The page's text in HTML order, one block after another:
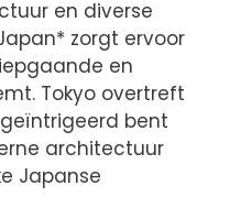
en diverse
zorgt ervoor
en
Tokyo overtreft
bent
architectuur
Japanse